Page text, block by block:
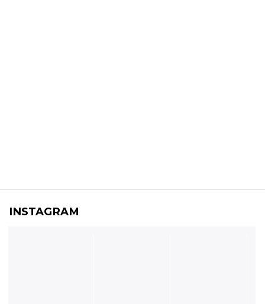
INSTAGRAM